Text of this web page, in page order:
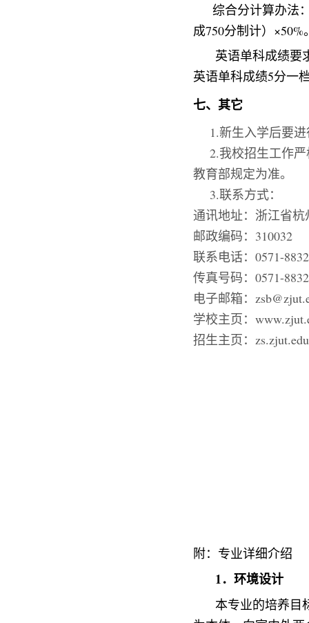
综合分计算办法
成750分制计）×50%
英语单科成绩要
英语单科成绩5分一
七、其它
1.新生入学后要进
2.我校招生工作严
教育部规定为准。
3.联系方式：
通讯地址：浙江省
邮政编码： 310032
联系电话： 0571-
传真号码： 0571-
电子邮箱：
学校主页：
招生主页：
附：专业详细介绍
1．环境设计
本专业的培养目